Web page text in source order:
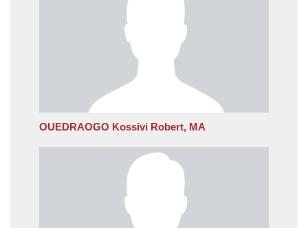
OUEDRAOGO Kossivi Robert, MA